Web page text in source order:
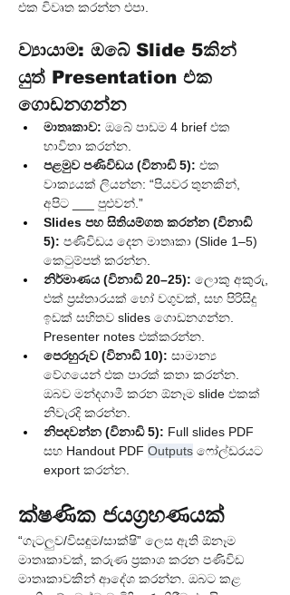
එක විවෘත කරන්න එපා.
ව්‍යායාම: ඔබේ Slide 5කින්
යුත් Presentation එක
ගොඩනගන්න
මාතෘකාව: ඔබේ පාඩම 4 brief එක
භාවිතා කරන්න.
පළමුව පණිවිඩය (විනාඩි 5): එක
වාක්‍යයක් ලියන්න: “පියවර තුනකින්,
අපිට ___ පුළුවන්.”
Slides පහ සිතියම්ගත කරන්න (විනාඩි
5): පණිවිඩය දෙන මාතෘකා (Slide 1–5)
කෙටුම්පත් කරන්න.
නිර්මාණය (විනාඩි 20–25): ලොකු අකුරු,
එක් ප්‍රස්තාරයක් හෝ වගුවක්, සහ පිරිසිදු
ඉඩක් සහිතව slides ගොඩනගන්න.
Presenter notes එක්කරන්න.
පෙරහුරුව (විනාඩි 10): සාමාන්‍ය
වේගයෙන් එක පාරක් කතා කරන්න.
ඔබව මන්දගාමී කරන ඕනෑම slide එකක්
නිවැරදි කරන්න.
නිපදවන්න (විනාඩි 5): Full slides PDF
සහ Handout PDF Outputs ෆෝල්ඩරයට
export කරන්න.
ක්ෂණික ජයග්‍රහණයක්
“ගැටලුව/විසඳුම/සාක්ෂි” ලෙස ඇති ඕනෑම
මාතෘකාවක්, කරුණ ප්‍රකාශ කරන පණිවිඩ
මාතෘකාවකින් ආදේශ කරන්න. ඔබට කළ